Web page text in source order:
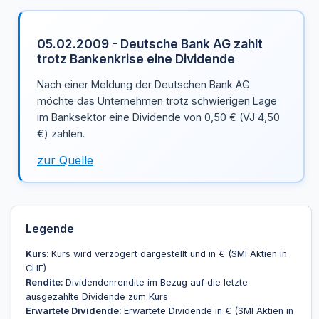
05.02.2009 - Deutsche Bank AG zahlt
trotz Bankenkrise eine Dividende
Nach einer Meldung der Deutschen Bank AG
möchte das Unternehmen trotz schwierigen Lage
im Banksektor eine Dividende von 0,50 € (VJ 4,50
€) zahlen.
zur Quelle
Legende
Kurs: Kurs wird verzögert dargestellt und in € (SMI Aktien in
CHF)
Rendite: Dividendenrendite im Bezug auf die letzte
ausgezahlte Dividende zum Kurs
Erwartete Dividende: Erwartete Dividende in € (SMI Aktien in